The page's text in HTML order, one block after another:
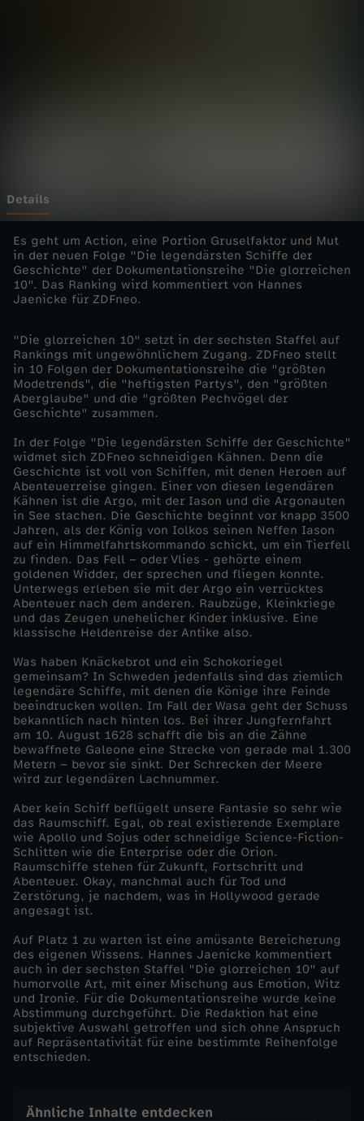
e
n
1
-
D
i
e
l
e
g
e
n
d
ä
r
s
t
e
n
S
c
h
i
Details
Es geht um Action, eine Portion Gruselfaktor und Mut
in der neuen Folge "Die legendärsten Schiffe der
Geschichte" der Dokumentationsreihe "Die glorreichen
10". Das Ranking wird kommentiert von Hannes
Jaenicke für ZDFneo.
"Die glorreichen 10" setzt in der sechsten Staffel auf
Rankings mit ungewöhnlichem Zugang. ZDFneo stellt
in 10 Folgen der Dokumentationsreihe die "größten
Modetrends", die "heftigsten Partys", den "größten
Aberglaube" und die "größten Pechvögel der
Geschichte" zusammen.
In der Folge "Die legendärsten Schiffe der Geschichte"
widmet sich ZDFneo schneidigen Kähnen. Denn die
Geschichte ist voll von Schiffen, mit denen Heroen auf
Abenteuerreise gingen. Einer von diesen legendären
Kähnen ist die Argo, mit der Iason und die Argonauten
in See stachen. Die Geschichte beginnt vor knapp 3500
Jahren, als der König von Iolkos seinen Neffen Iason
auf ein Himmelfahrtskommando schickt, um ein Tierfell
zu finden. Das Fell – oder Vlies - gehörte einem
goldenen Widder, der sprechen und fliegen konnte.
Unterwegs erleben sie mit der Argo ein verrücktes
Abenteuer nach dem anderen. Raubzüge, Kleinkriege
und das Zeugen unehelicher Kinder inklusive. Eine
klassische Heldenreise der Antike also.
Was haben Knäckebrot und ein Schokoriegel
gemeinsam? In Schweden jedenfalls sind das ziemlich
legendäre Schiffe, mit denen die Könige ihre Feinde
beeindrucken wollen. Im Fall der Wasa geht der Schuss
bekanntlich nach hinten los. Bei ihrer Jungfernfahrt
am 10. August 1628 schafft die bis an die Zähne
bewaffnete Galeone eine Strecke von gerade mal 1.300
Metern – bevor sie sinkt. Der Schrecken der Meere
wird zur legendären Lachnummer.
Aber kein Schiff beflügelt unsere Fantasie so sehr wie
das Raumschiff. Egal, ob real existierende Exemplare
wie Apollo und Sojus oder schneidige Science-Fiction-
Schlitten wie die Enterprise oder die Orion.
Raumschiffe stehen für Zukunft, Fortschritt und
Abenteuer. Okay, manchmal auch für Tod und
Zerstörung, je nachdem, was in Hollywood gerade
angesagt ist.
Auf Platz 1 zu warten ist eine amüsante Bereicherung
des eigenen Wissens. Hannes Jaenicke kommentiert
auch in der sechsten Staffel "Die glorreichen 10" auf
humorvolle Art, mit einer Mischung aus Emotion, Witz
und Ironie. Für die Dokumentationsreihe wurde keine
Abstimmung durchgeführt. Die Redaktion hat eine
subjektive Auswahl getroffen und sich ohne Anspruch
auf Repräsentativität für eine bestimmte Reihenfolge
entschieden.
Ähnliche Inhalte entdecken